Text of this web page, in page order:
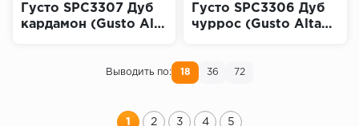
Густо SPC3307 Дуб
кардамон (Gusto Alta
Густо SPC3306 Дуб
чуррос (Gusto Alta
Выводить по: 18 36 72
1 2 3 4 5